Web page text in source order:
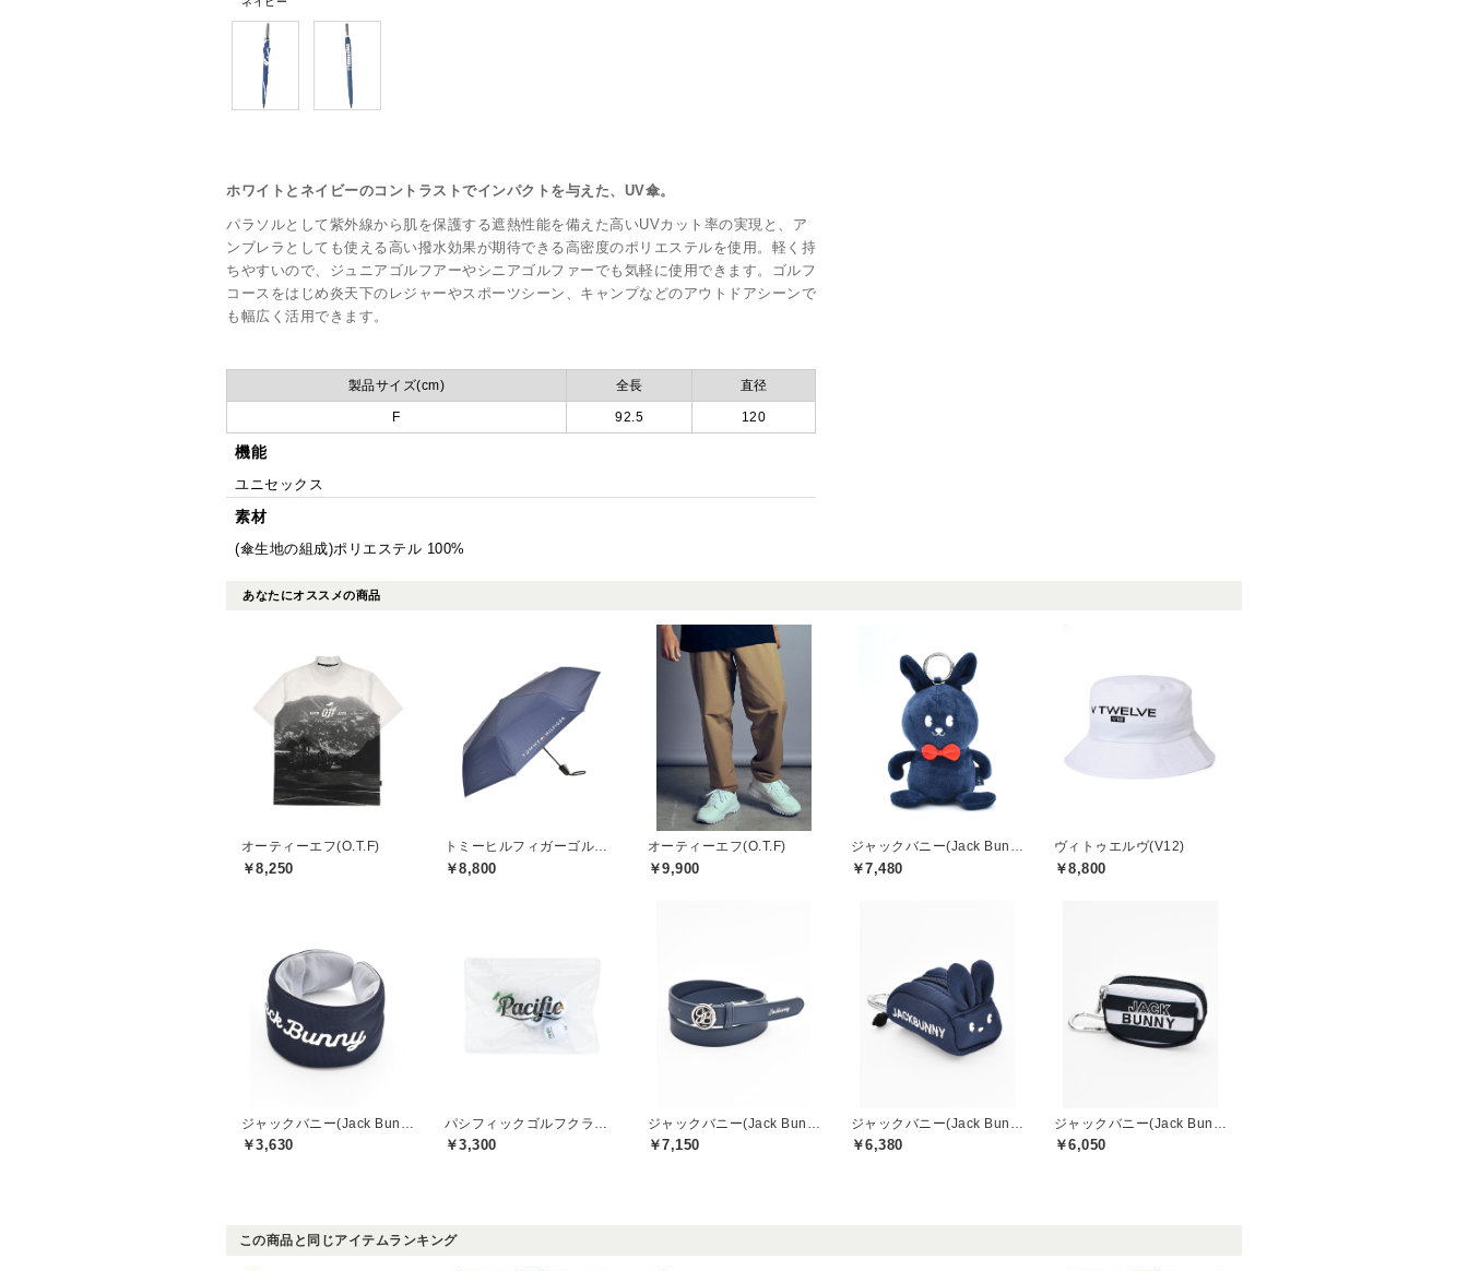
ホワイトとネイビーのコントラストでインパクトを与えた、UV傘。
パラソルとして紫外線から肌を保護する遮熱性能を備えた高いUVカット率の実現と、ア
ンブレラとしても使える高い撥水効果が期待できる高密度のポリエステルを使用。軽く持
ちやすいので、ジュニアゴルフアーやシニアゴルファーでも気軽に使用できます。ゴルフ
コースをはじめ炎天下のレジャーやスポーツシーン、キャンプなどのアウトドアシーンで
も幅広く活用できます。
製品サイズ(cm) 全長 直径
F 92.5 120
機能
ユニセックス
素材
(傘生地の組成)ポリエステル 100%
あなたにオススメの商品
オーティーエフ(O.T.F)
￥8,250 ￥8,800
オーティーエフ(O.T.F)
￥9,900 ￥7,480
ヴィトゥエルヴ(V12)
￥8,800
￥3,630 ￥3,300 ￥7,150 ￥6,380 ￥6,050
この商品と同じアイテムランキング